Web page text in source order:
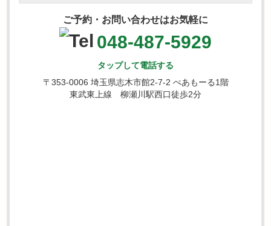
ご予約・お問い合わせはお気軽に
048-487-5929
タップして電話する
〒353-0006 埼玉県志木市館2-7-2 ぺあもーる1階
東武東上線 柳瀬川駅西口徒歩2分